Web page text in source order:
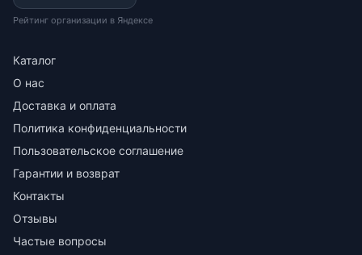
Рейтинг организации в Яндексе
Каталог
О нас
Доставка и оплата
Политика конфиденциальности
Пользовательское соглашение
Гарантии и возврат
Контакты
Отзывы
Частые вопросы